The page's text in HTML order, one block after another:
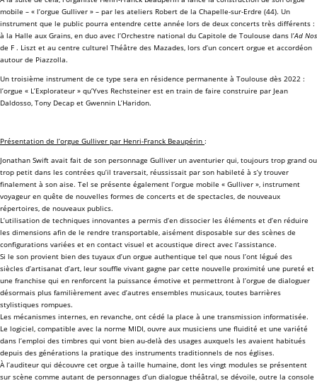
mobile – « l’orgue Gulliver » – par les ateliers Robert de la Chapelle-sur-Erdre (44). Un
instrument que le public pourra entendre cette année lors de deux concerts très différents :
à la Halle aux Grains, en duo avec l’Orchestre national du Capitole de Toulouse dans l’Ad Nos
de F . Liszt et au centre culturel Théâtre des Mazades, lors d’un concert orgue et accordéon
autour de Piazzolla.
Un troisième instrument de ce type sera en résidence permanente à Toulouse dès 2022 :
l’orgue « L’Explorateur » qu’Yves Rechsteiner est en train de faire construire par Jean
Daldosso, Tony Decap et Gwennin L’Haridon.
Présentation de l’orgue Gulliver par Henri-Franck Beaupérin :
Jonathan Swift avait fait de son personnage Gulliver un aventurier qui, toujours trop grand ou
trop petit dans les contrées qu’il traversait, réussissait par son habileté à s’y trouver
finalement à son aise. Tel se présente également l’orgue mobile « Gulliver », instrument
voyageur en quête de nouvelles formes de concerts et de spectacles, de nouveaux
répertoires, de nouveaux publics.
L’utilisation de techniques innovantes a permis d’en dissocier les éléments et d’en réduire
les dimensions afin de le rendre transportable, aisément disposable sur des scènes de
configurations variées et en contact visuel et acoustique direct avec l’assistance.
Si le son provient bien des tuyaux d’un orgue authentique tel que nous l’ont légué des
siècles d’artisanat d’art, leur souffle vivant gagne par cette nouvelle proximité une pureté et
une franchise qui en renforcent la puissance émotive et permettront à l’orgue de dialoguer
désormais plus familièrement avec d’autres ensembles musicaux, toutes barrières
stylistiques rompues.
Les mécanismes internes, en revanche, ont cédé la place à une transmission informatisée.
Le logiciel, compatible avec la norme MIDI, ouvre aux musiciens une fluidité et une variété
dans l’emploi des timbres qui vont bien au-delà des usages auxquels les avaient habitués
depuis des générations la pratique des instruments traditionnels de nos églises.
À l’auditeur qui découvre cet orgue à taille humaine, dont les vingt modules se présentent
sur scène comme autant de personnages d’un dialogue théâtral, se dévoile, outre la console